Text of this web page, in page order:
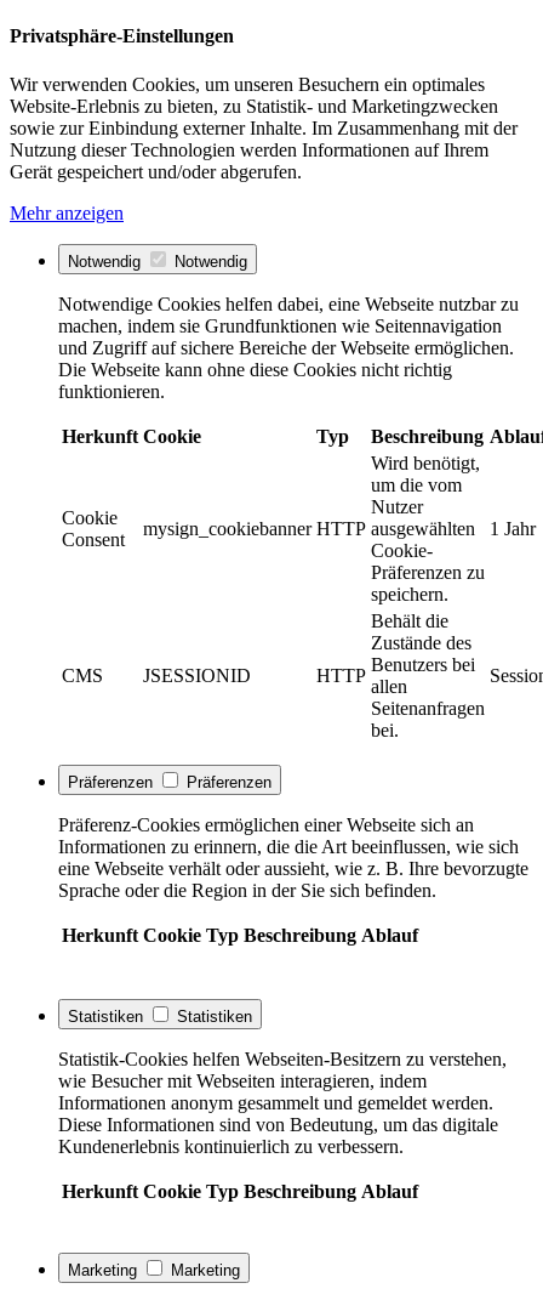
Privatsphäre-Einstellungen
Wir verwenden Cookies, um unseren Besuchern ein optimales
Website-Erlebnis zu bieten, zu Statistik- und Marketingzwecken
sowie zur Einbindung externer Inhalte. Im Zusammenhang mit der
Nutzung dieser Technologien werden Informationen auf Ihrem
Gerät gespeichert und/oder abgerufen.
Mehr anzeigen
Notwendig Notwendig
Notwendige Cookies helfen dabei, eine Webseite nutzbar zu
machen, indem sie Grundfunktionen wie Seitennavigation
und Zugriff auf sichere Bereiche der Webseite ermöglichen.
Die Webseite kann ohne diese Cookies nicht richtig
funktionieren.
Herkunft Cookie Typ Beschreibung
Cookie
Consent
mysign_cookiebanner HTTP
Wird benötigt,
um die vom
Nutzer
ausgewählten
Cookie-
Präferenzen zu
speichern.
1 Jahr
CMS JSESSIONID HTTP
Behält die
Zustände des
Benutzers bei
allen
Seitenanfragen
bei.
Präferenzen Präferenzen
Präferenz-Cookies ermöglichen einer Webseite sich an
Informationen zu erinnern, die die Art beeinflussen, wie sich
eine Webseite verhält oder aussieht, wie z. B. Ihre bevorzugte
Sprache oder die Region in der Sie sich befinden.
Herkunft Cookie Typ Beschreibung Ablauf
Statistiken Statistiken
Statistik-Cookies helfen Webseiten-Besitzern zu verstehen,
wie Besucher mit Webseiten interagieren, indem
Informationen anonym gesammelt und gemeldet werden.
Diese Informationen sind von Bedeutung, um das digitale
Kundenerlebnis kontinuierlich zu verbessern.
Herkunft Cookie Typ Beschreibung Ablauf
Marketing Marketing